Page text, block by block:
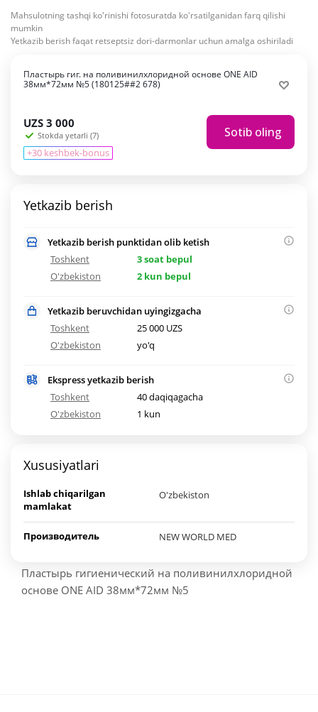
Mahsulotning tashqi ko'rinishi fotosuratda ko'rsatilganidan farq qilishi
mumkin
Yetkazib berish faqat retseptsiz dori-darmonlar uchun amalga oshiriladi
Пластырь гиг. на поливинилхлоридной основе ONE AID
38мм*72мм №5 (180125##2 678)
UZS 3 000
Stokda yetarli (7)
+30 keshbek-bonus
Sotib oling
Yetkazib berish
Yetkazib berish punktidan olib ketish
Toshkent
3 soat bepul
O'zbekiston
2 kun bepul
Yetkazib beruvchidan uyingizgacha
Toshkent
25 000 UZS
O'zbekiston
yo'q
Ekspress yetkazib berish
Toshkent
40 daqiqagacha
O'zbekiston
1 kun
Xususiyatlari
Ishlab chiqarilgan
mamlakat
O'zbekiston
Производитель NEW WORLD MED
Пластырь гигиенический на поливинилхлоридной
основе ONE AID 38мм*72мм №5